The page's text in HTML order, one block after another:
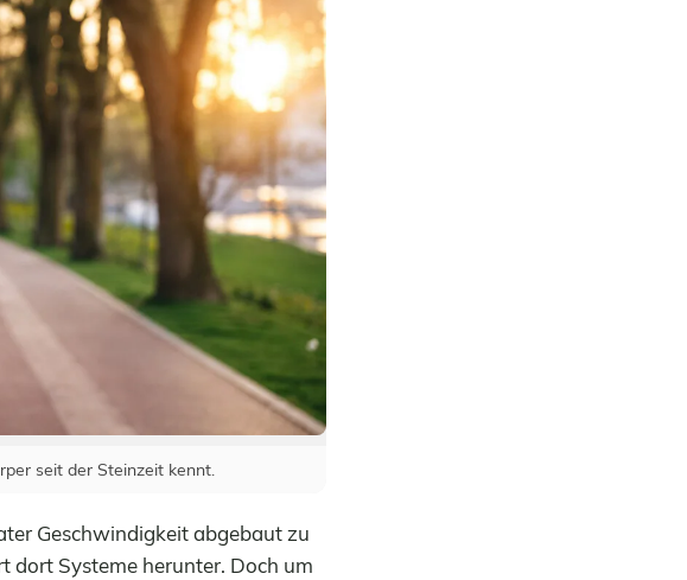
seit der Steinzeit kennt.
Geschwindigkeit abgebaut zu
dort Systeme herunter. Doch um